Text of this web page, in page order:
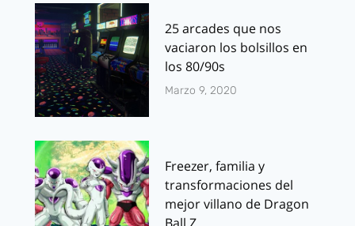
25 arcades que nos
vaciaron los bolsillos en
los 80/90s
Marzo 9, 2020
Freezer, familia y
transformaciones del
mejor villano de Dragon